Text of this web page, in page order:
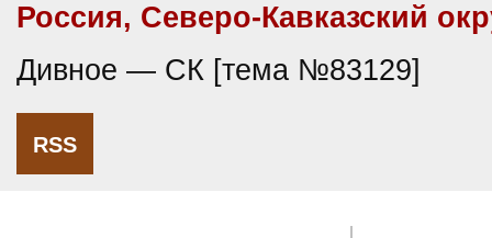
Россия, Северо-Кавказский
Дивное — СК [тема №83129]
RSS